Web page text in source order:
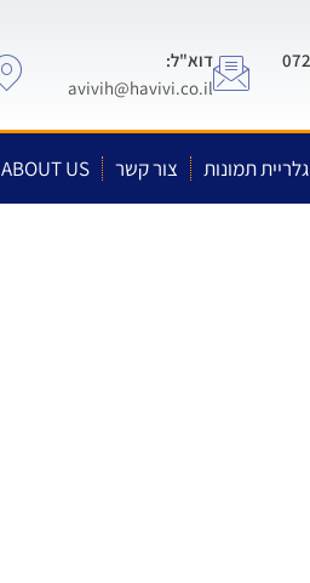
דוא"ל:
avivih@havivi.co.il
גלריית תמונות צור קשר ABOUT US